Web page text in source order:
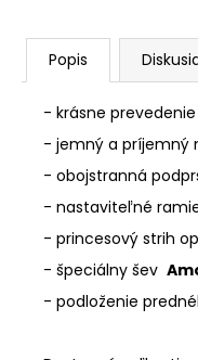
Popis
- krásne
- jemný a príjemný
- obojstranná
- nastaviteľné
- princesový strih
- špeciálny šev
- podloženie